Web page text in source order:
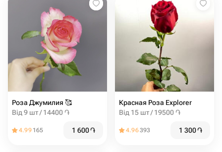
Роза Джумилия ️🥰
Від 9 шт / 14400 ֏
4.99 165 1 600֏
Красная Роза Explorer
Від 15 шт / 19500 ֏
4.96393 1 300֏